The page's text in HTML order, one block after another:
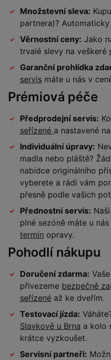
Množstevní sleva:
partnera)? Automaticky
Věrnostní ceny: Jako
trvalé slevy na veškeré
Garanční prohlídka
servis máte u nás v
Prémiová péče
Předprodejní servis:
seřízené a nastavené
Individuální úpravy:
madla nebo pláště?
nabídce originálního
vyberete a rádi vám
přesně podle vašich
Přednostní servis:
plné sezóně máte u
termín opravy.
Pohodlí nákupu
Doručení zdarma:
přivezeme bezpečně
seřízené až ke dveřím.
Testovací jízda:
Slavkově u Brna a kolo
krátce vyzkoušet.
Servisní partneři: